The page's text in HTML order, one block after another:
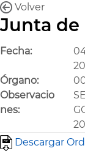
Volver
Junta de
Fecha:
Órgano:
Observacio
nes:
Descargar